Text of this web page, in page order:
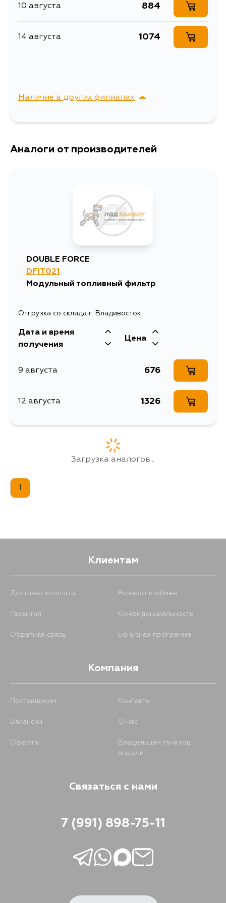
Описание Фильтр топливный
Расширенное описание
Топливный фильтр
MASUMA в бак (без
крышки) HYUNDAI
Ширина упаковки, мм
10 августа 884
14 августа 1074
Наличие в других филиалах
г. Владивосток,
Аналоги от производителей
DOUBLE FORCE
DFIT021
Модульный топливный фильтр
Отгрузка со склада г. Владивосток
Дата и время
получения
Цена
9 августа 676
12 августа 1326
Загрузка аналогов...
1
Клиентам
Доставка и оплата Возврат и обмен
Гарантия Конфиденциальность
Обратная связь Бонусная программа
Компания
Поставщикам Контакты
Вакансии О нас
Оферта
Владельцам пунктов
выдачи
Связаться с нами
7 (991) 898-75-11